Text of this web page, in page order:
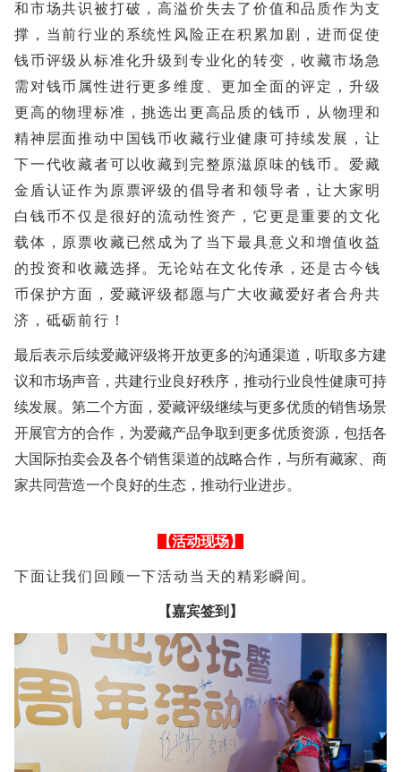
和市场共识被打破，高溢价失去了价值和品质作为支
撑，当前行业的系统性风险正在积累加剧，进而促使
钱币评级从标准化升级到专业化的转变，收藏市场急
需对钱币属性进行更多维度、更加全面的评定，升级
更高的物理标准，挑选出更高品质的钱币，从物理和
精神层面推动中国钱币收藏行业健康可持续发展，让
下一代收藏者可以收藏到完整原滋原味的钱币。爱藏
金盾认证作为原票评级的倡导者和领导者，让大家明
白钱币不仅是很好的流动性资产，它更是重要的文化
载体，原票收藏已然成为了当下最具意义和增值收益
的投资和收藏选择。无论站在文化传承，还是古今钱
币保护方面，爱藏评级都愿与广大收藏爱好者合舟共
济，砥砺前行！
最后表示后续爱藏评级将开放更多的沟通渠道，听取多方建
议和市场声音，共建行业良好秩序，推动行业良性健康可持
续发展。第二个方面，爱藏评级继续与更多优质的销售场景
开展官方的合作，为爱藏产品争取到更多优质资源，包括各
大国际拍卖会及各个销售渠道的战略合作，与所有藏家、商
家共同营造一个良好的生态，推动行业进步。
【活动现场】
下面让我们回顾一下活动当天的精彩瞬间。
【嘉宾签到】